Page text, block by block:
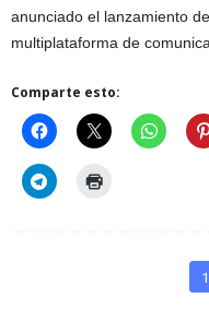
anunciado el lanzamiento
multiplataforma de
Comparte esto:
1